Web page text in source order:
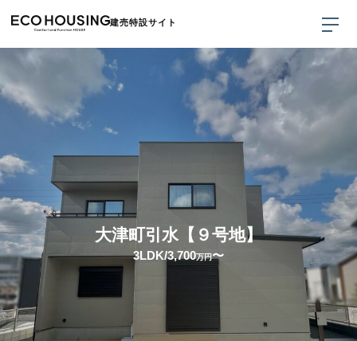
建売特設サイト
大津町引水【９号地】
3LDK/3,700万円〜